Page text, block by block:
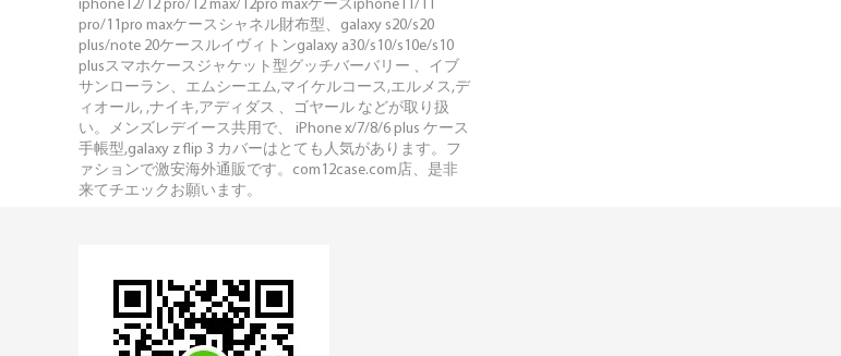
iphone12/12 pro/12 max/12pro maxケースiphone11/11
pro/11pro maxケースシャネル財布型、galaxy s20/s20
plus/note 20ケースルイヴィトンgalaxy a30/s10/s10e/s10
plusスマホケースジャケット型グッチバーバリー 、イブ
サンローラン、エムシーエム,マイケルコース,エルメス,デ
ィオール, ,ナイキ,アディダス 、ゴヤール などが取り扱
い。メンズレデイース共用で、 iPhone x/7/8/6 plus ケース
手帳型,galaxy z flip 3 カバーはとても人気があります。フ
ァションで激安海外通販です。com12case.com店、是非
来てチエックお願います。